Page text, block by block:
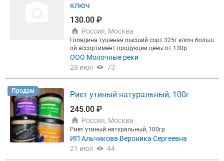
ключ
130.00 ₽
Россия, Москва
Говядина тушеная высший сорт 325г ключ больш
ой ассортимент продукции цены от 130р
ООО Молочные реки
28 июл
73
Продам
Риет утиный натуральный, 100г
245.00 ₽
Россия, Москва
Риет утиный натуральный, 100гр
ИП Альчикова Вероника Сергеевна
21 июл
44